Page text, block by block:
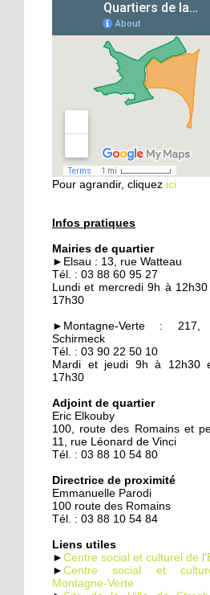
Les filles chaussent
crampons
24 septembre 2014
Vers une aide sociale
ciblée
24 septembre 2014
Les habitants
redécouvrent le Parc
naturel urbain
23 septembre 2014
Quand les employeurs
viennent chercher les
chômeurs
23 septembre 2014
Un demi-siècle à
22 septembre 2014
Familles rurales veut
casser l'isolement des
seniors
Maison d'arrêt : les
parloirs sauvages
empoisonnent la vie
19 septembre 2014
La nounou des HLM
Pour agrandir, cliquez ici
Infos pratiques
Mairies de quartier
►Elsau : 13, rue Watteau
Tél. : 03 88 60 95 27
Lundi et mercredi 9h à
17h30
►Montagne-Verte :
Schirmeck
Tél. : 03 90 22 50 10
Mardi et jeudi 9h à 12h30
17h30
Adjoint de quartier
Eric Elkouby
100, route des Romains et
11, rue Léonard de Vinci
Tél. : 03 88 10 54 80
Directrice de proximité
Emmanuelle Parodi
100 route des Romains
Tél. : 03 88 10 54 84
Liens utiles
► Centre social et culturel de
► Centre social et
Montagne-Verte